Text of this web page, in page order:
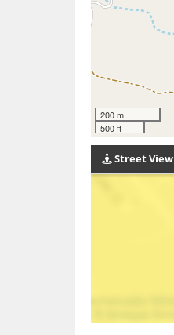
200 m
500 ft
Street View